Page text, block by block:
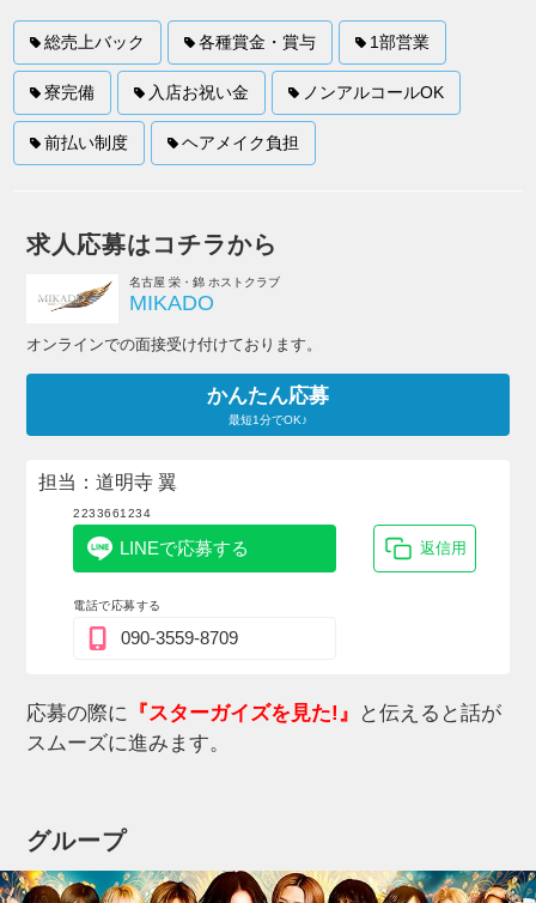
総売上バック 各種賞金・賞与 1部営業
寮完備 入店お祝い金 ノンアルコールOK
前払い制度 ヘアメイク負担
求人応募はコチラから
名古屋 栄・錦 ホストクラブ
MIKADO
オンラインでの面接受け付けております。
かんたん応募
最短1分でOK♪
担当：道明寺 翼
2233661234
LINEで応募する 返信用
電話で応募する
090-3559-8709
応募の際に 『スターガイズを見た!』
と伝えると話が
スムーズに進みます。
グループ